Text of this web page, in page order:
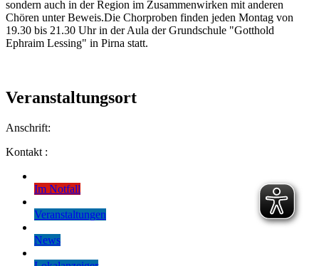
sondern auch in der Region im Zusammenwirken mit anderen
Chören unter Beweis.Die Chorproben finden jeden Montag von
19.30 bis 21.30 Uhr in der Aula der Grundschule "Gotthold
Ephraim Lessing" in Pirna statt.
Veranstaltungsort
Anschrift:
Kontakt :
Im Notfall
Veranstaltungen
News